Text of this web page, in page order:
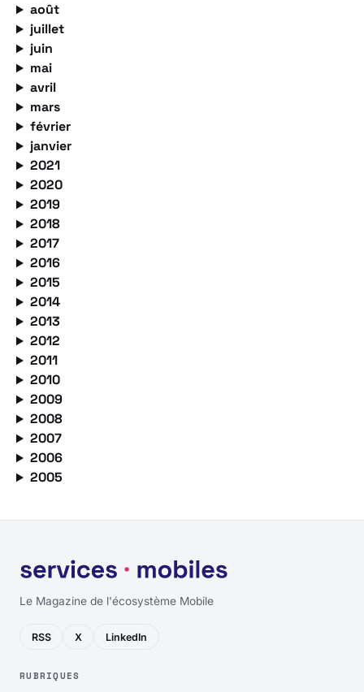
août
juillet
juin
mai
avril
mars
février
janvier
2021
2020
2019
2018
2017
2016
2015
2014
2013
2012
2011
2010
2009
2008
2007
2006
2005
Le Magazine de l'écosystème Mobile
RSS X LinkedIn
RUBRIQUES